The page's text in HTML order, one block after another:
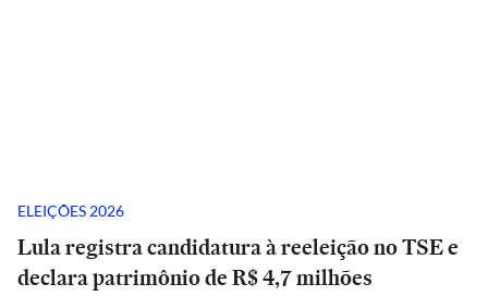
ELEIÇÕES 2026
Lula registra candidatura à reeleição no TSE e
declara patrimônio de R$ 4,7 milhões